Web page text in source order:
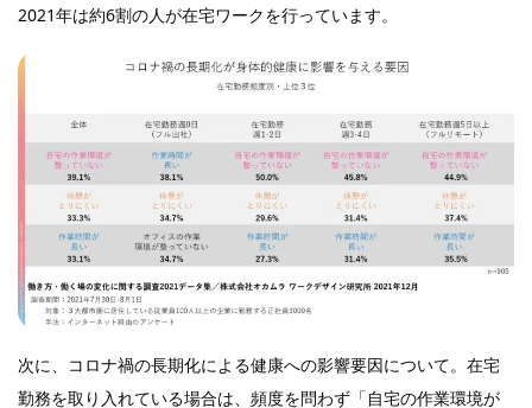
2021年は約6割の人が在宅ワークを行っています。
次に、コロナ禍の長期化による健康への影響要因について。在宅
勤務を取り入れている場合は、頻度を問わず「自宅の作業環境が